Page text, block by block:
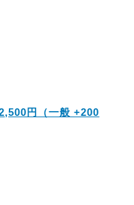
円（一般 +200